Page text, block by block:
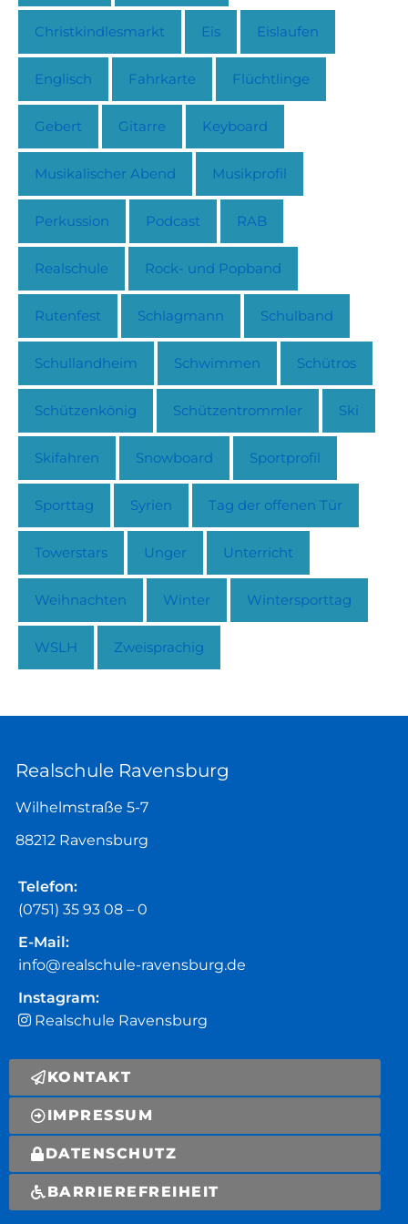
Christkindlesmarkt Eis Eislaufen
Englisch Fahrkarte Flüchtlinge
Gebert Gitarre Keyboard
Musikalischer Abend Musikprofil
Perkussion Podcast RAB
Realschule Rock- und Popband
Rutenfest Schlagmann Schulband
Schullandheim Schwimmen Schütros
Schützenkönig Schützentrommler Ski
Skifahren Snowboard Sportprofil
Sporttag Syrien Tag der offenen Tür
Towerstars Unger Unterricht
Weihnachten Winter Wintersporttag
WSLH Zweisprachig
Realschule Ravensburg
Wilhelmstraße 5-7
88212 Ravensburg
Telefon:
(0751) 35 93 08 – 0
E-Mail:
info@realschule-ravensburg.de
Instagram:
Realschule Ravensburg
KONTAKT
IMPRESSUM
DATENSCHUTZ
BARRIEREFREIHEIT